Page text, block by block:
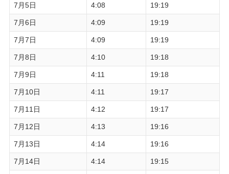
7月5日 4:08 19:19
7月6日 4:09 19:19
7月7日 4:09 19:19
7月8日 4:10 19:18
7月9日 4:11 19:18
7月10日 4:11 19:17
7月11日 4:12 19:17
7月12日 4:13 19:16
7月13日 4:14 19:16
7月14日 4:14 19:15